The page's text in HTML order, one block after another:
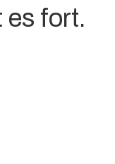
es fort.